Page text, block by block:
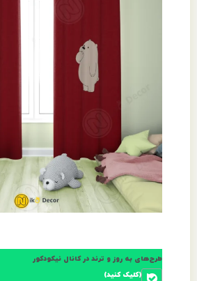
طرح‌های به روز و ترند در کانال نیکودکور
(کلیک کنید)